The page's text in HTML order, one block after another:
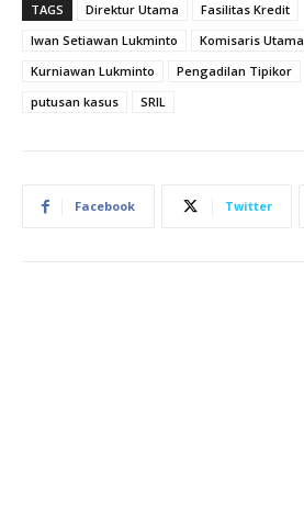
TAGS Direktur Utama
Fasilitas Kredit
Iwan Setiawan Lukminto
Komisaris Utama
Kurniawan Lukminto
Pengadilan Tipikor
putusan kasus
SRIL
Facebook Twitter